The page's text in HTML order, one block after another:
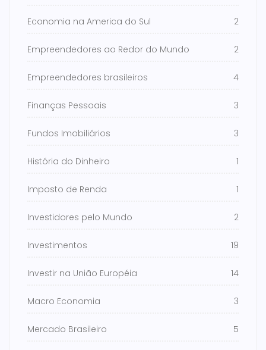
Economia na America do Sul 2
Empreendedores ao Redor do Mundo 2
Empreendedores brasileiros 4
Finanças Pessoais 3
Fundos Imobiliários 3
História do Dinheiro 1
Imposto de Renda 1
Investidores pelo Mundo 2
Investimentos 19
Investir na União Européia 14
Macro Economia 3
Mercado Brasileiro 5